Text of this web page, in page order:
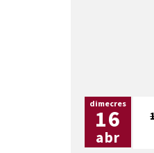
dimecres
16
abr